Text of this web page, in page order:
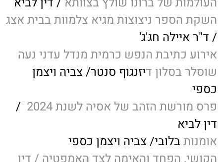
השקת הספר ניצוצות מגיא צלמוות בבית אצג
/ ד"ר איילה חג'ג'
אירוע כתיבת הנפש כרמית מנדל עדני נעה
שוסלר בסלון דיזנגוף סנטר/ צביה ויצמן
כספי
פרס מורשת הזהב של אסיה לשנת 2024
/
דין לביא
אומנות בלובי/ צביה ויצמן כספי